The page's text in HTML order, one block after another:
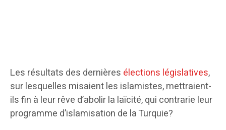
Les résultats des dernières élections législatives,
sur lesquelles misaient les islamistes, mettraient-
ils fin à leur rêve d’abolir la laïcité, qui contrarie leur
programme d’islamisation de la Turquie?